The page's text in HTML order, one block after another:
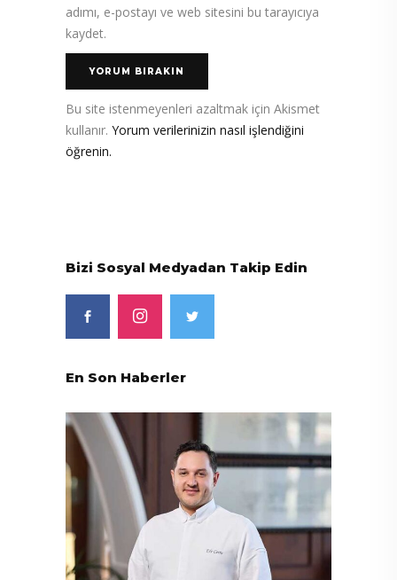
adımı, e-postayı ve web sitesini bu tarayıcıya
kaydet.
Bu site istenmeyenleri azaltmak için Akismet
kullanır. Yorum verilerinizin nasıl işlendiğini
öğrenin.
Bizi Sosyal Medyadan Takip Edin
En Son Haberler